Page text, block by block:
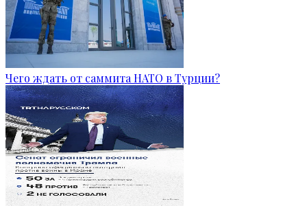
Чего ждать от саммита НАТО в Турции?